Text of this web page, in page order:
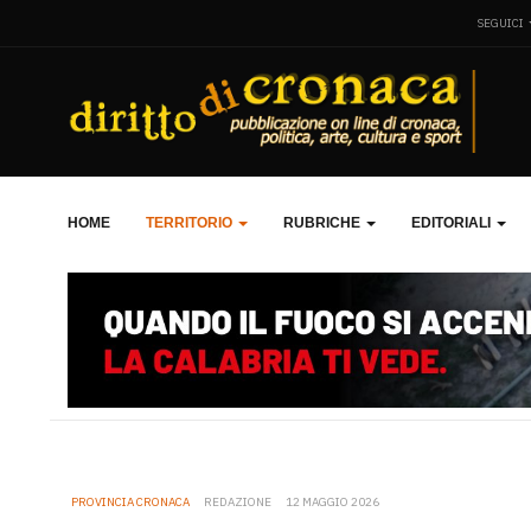
SEGUICI
HOME TERRITORIO RUBRICHE EDITORIALI
PROVINCIA CRONACA REDAZIONE 12 MAGGIO 2026